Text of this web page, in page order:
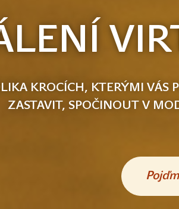
KROCÍCH, KTERÝMI VÁS
ZASTAVIT, SPOČINOUT V